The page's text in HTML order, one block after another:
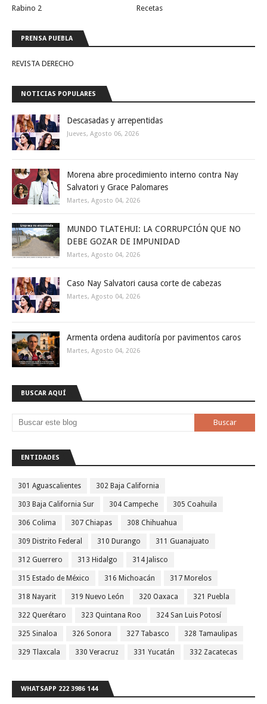
Rabino 2
Recetas
PRENSA PUEBLA
REVISTA DERECHO
NOTICIAS POPULARES
Descasadas y arrepentidas
Jueves, Agosto 06, 2026
Morena abre procedimiento interno contra Nay
Salvatori y Grace Palomares
Martes, Agosto 04, 2026
MUNDO TLATEHUI: LA CORRUPCIÓN QUE NO
DEBE GOZAR DE IMPUNIDAD
Martes, Agosto 04, 2026
Caso Nay Salvatori causa corte de cabezas
Martes, Agosto 04, 2026
Armenta ordena auditoría por pavimentos caros
Martes, Agosto 04, 2026
BUSCAR AQUÍ
ENTIDADES
301 Aguascalientes 302 Baja California
303 Baja California Sur 304 Campeche 305 Coahuila
306 Colima 307 Chiapas 308 Chihuahua
309 Distrito Federal 310 Durango 311 Guanajuato
312 Guerrero 313 Hidalgo 314 Jalisco
315 Estado de México 316 Michoacán 317 Morelos
318 Nayarit 319 Nuevo León 320 Oaxaca 321 Puebla
322 Querétaro 323 Quintana Roo 324 San Luis Potosí
325 Sinaloa 326 Sonora 327 Tabasco 328 Tamaulipas
329 Tlaxcala 330 Veracruz 331 Yucatán 332 Zacatecas
WHATSAPP 222 3986 144